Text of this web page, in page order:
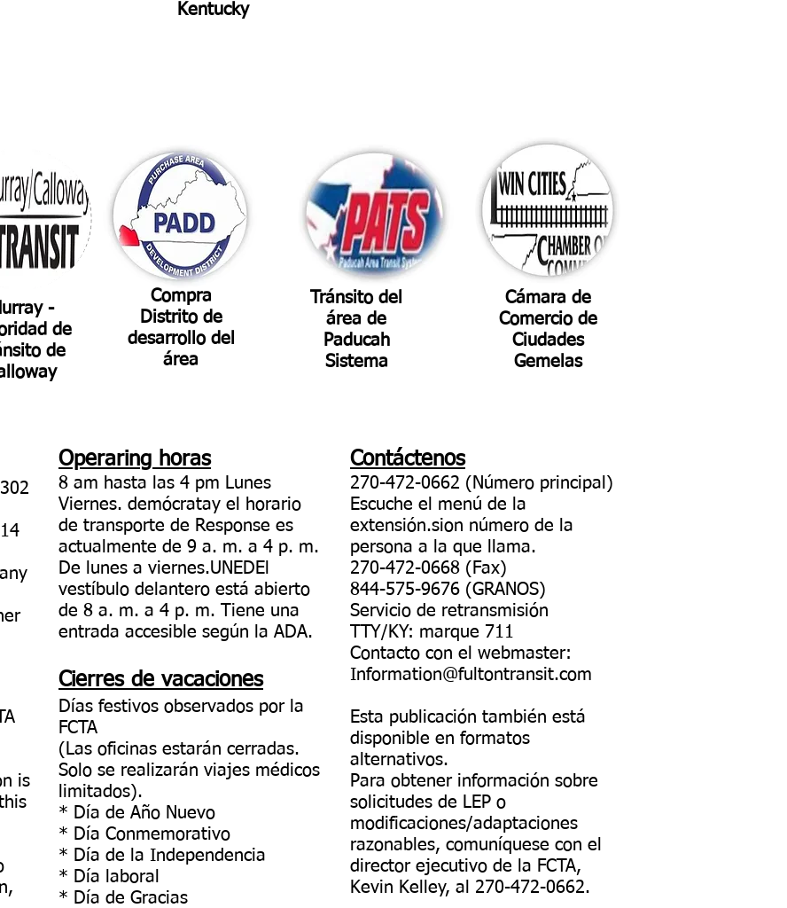
Kentucky
-
de
de
Compra
Distrito de
desarrollo del
área
Tránsito del
área de
Paducah
Sistema
Cámara de
Comercio de
Ciudades
Gemelas
is
Operaring horas
8 am hasta las 4 pm Lunes
Viernes. demócratay el horario
de transporte de Response es
actualmente de 9 a. m. a 4 p. m.
De lunes a viernes.UNED El
vestíbulo delantero está abierto
de 8 a. m. a 4 p. m. Tiene una
entrada accesible según la ADA.
Cierres de vacaciones
Días festivos observados por la
FCTA
(Las oficinas estarán cerradas.
Solo se realizarán viajes médicos
limitados).
* Día de Año Nuevo
* Día Conmemorativo
* Día de la Independencia
* Día laboral
* Día de Gracias
Contáctenos
270-472-0662 (Número principal)
Escuche el menú de la
extensión.sion número de la
persona a la que llama.
270-472-0668 (Fax)
844-575-9676 (GRANOS)
Servicio de retransmisión
TTY/KY: marque 711
Contacto con el webmaster:
Information@fultontransit.com
Esta publicación también está
disponible en formatos
alternativos.
Para obtener información sobre
solicitudes de LEP o
modificaciones/adaptaciones
razonables, comuníquese con el
director ejecutivo de la FCTA,
Kevin Kelley, al 270-472-0662.